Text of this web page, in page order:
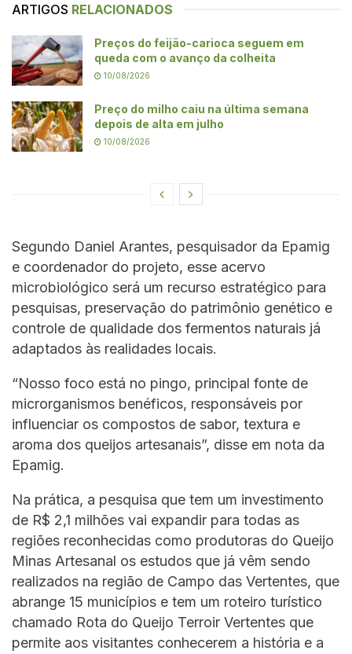
ARTIGOS RELACIONADOS
Preços do feijão-carioca seguem em
queda com o avanço da colheita
10/08/2026
Preço do milho caiu na última semana
depois de alta em julho
10/08/2026
Segundo Daniel Arantes, pesquisador da Epamig
e coordenador do projeto, esse acervo
microbiológico será um recurso estratégico para
pesquisas, preservação do patrimônio genético e
controle de qualidade dos fermentos naturais já
adaptados às realidades locais.
“Nosso foco está no pingo, principal fonte de
microrganismos benéficos, responsáveis por
influenciar os compostos de sabor, textura e
aroma dos queijos artesanais”, disse em nota da
Epamig.
Na prática, a pesquisa que tem um investimento
de R$ 2,1 milhões vai expandir para todas as
regiões reconhecidas como produtoras do Queijo
Minas Artesanal os estudos que já vêm sendo
realizados na região de Campo das Vertentes, que
abrange 15 municípios e tem um roteiro turístico
chamado Rota do Queijo Terroir Vertentes que
permite aos visitantes conhecerem a história e a